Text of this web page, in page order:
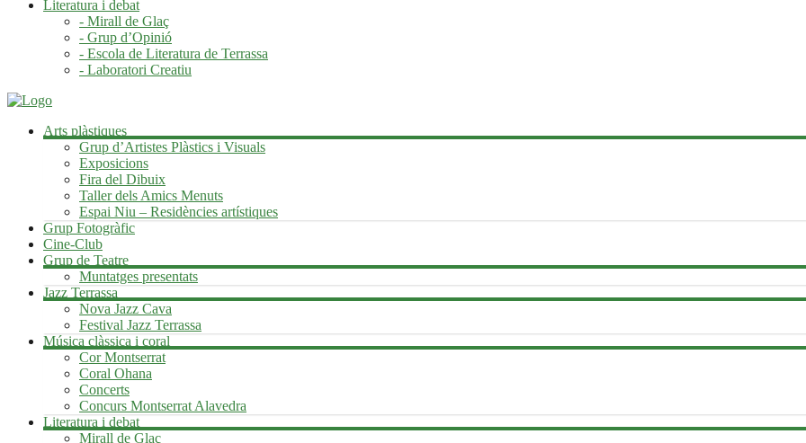
Literatura i debat
- Mirall de Glaç
- Grup d’Opinió
- Escola de Literatura de Terrassa
- Laboratori Creatiu
Arts plàstiques
Grup d’Artistes Plàstics i Visuals
Exposicions
Fira del Dibuix
Taller dels Amics Menuts
Espai Niu – Residències artístiques
Grup Fotogràfic
Cine-Club
Grup de Teatre
Muntatges presentats
Jazz Terrassa
Nova Jazz Cava
Festival Jazz Terrassa
Música clàssica i coral
Cor Montserrat
Coral Ohana
Concerts
Concurs Montserrat Alavedra
Literatura i debat
Mirall de Glaç